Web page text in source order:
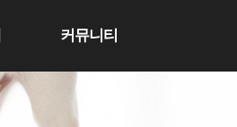
커뮤니티